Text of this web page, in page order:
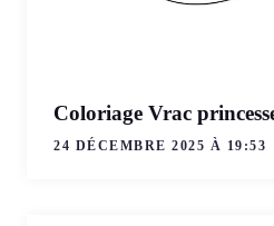
Coloriage Vrac
24 DÉCEMBRE 2025 À 19:53